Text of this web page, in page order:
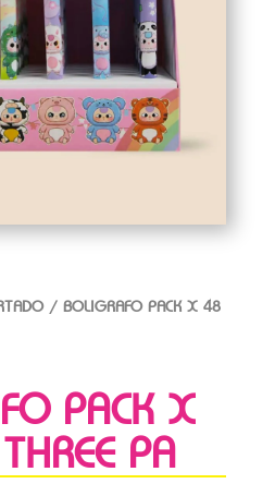
/ BOLIGRAFO PACK X 48
PACK X
PA